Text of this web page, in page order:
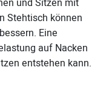
Stehtisch können
Eine
auf Nacken
entstehen kann.